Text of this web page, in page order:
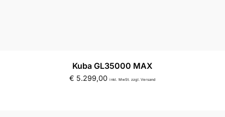
Kuba GL35000 MAX
€ 5.299,00 inkl. MwSt. zzgl. Versand